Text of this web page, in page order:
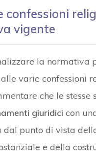
confessioni
vigente
la normativa
varie confessioni
che le stesse
giuridici con
dal punto di vista
e della